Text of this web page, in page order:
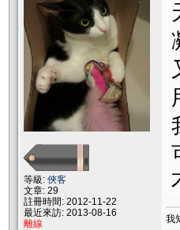
等級: 俠客
文章: 29
註冊時間: 2012-11-22
最近來訪: 2013-08-16
離線
我